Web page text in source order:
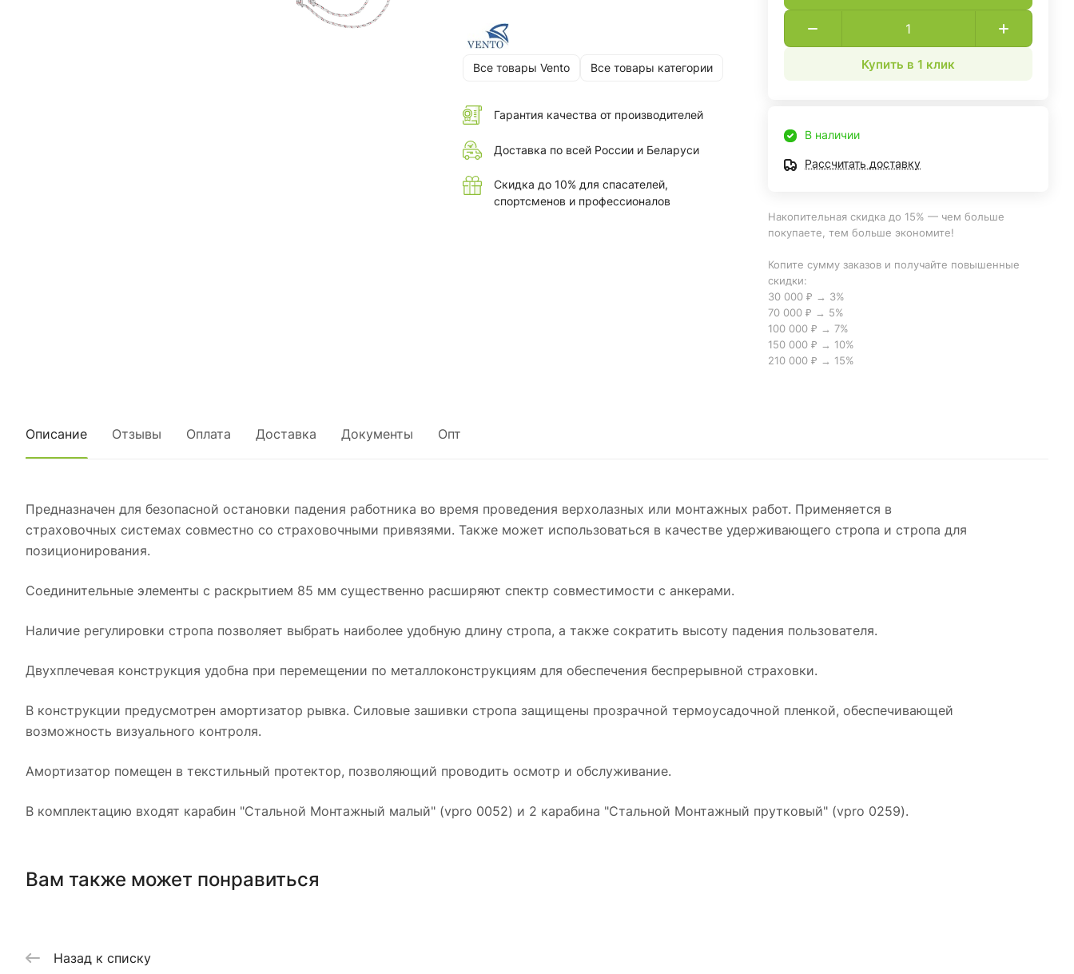
Все товары Vento Все товары категории
Гарантия качества от производителей
Доставка по всей России и Беларуси
Скидка до 10% для спасателей,
спортсменов и профессионалов
Купить в 1 клик
В наличии
Рассчитать доставку
Накопительная скидка до 15% — чем больше
покупаете, тем больше экономите!
Копите сумму заказов и получайте повышенные
скидки:
30 000 ₽ → 3%
70 000 ₽ → 5%
100 000 ₽ → 7%
150 000 ₽ → 10%
210 000 ₽ → 15%
Описание Отзывы Оплата Доставка Документы Опт
Предназначен для безопасной остановки падения работника во время проведения верхолазных или монтажных работ. Применяется в
страховочных системах совместно со страховочными привязями. Также может использоваться в качестве удерживающего стропа и стропа для
позиционирования.
Соединительные элементы с раскрытием 85 мм существенно расширяют спектр совместимости с анкерами.
Наличие регулировки стропа позволяет выбрать наиболее удобную длину стропа, а также сократить высоту падения пользователя.
Двухплечевая конструкция удобна при перемещении по металлоконструкциям для обеспечения беспрерывной страховки.
В конструкции предусмотрен амортизатор рывка. Силовые зашивки стропа защищены прозрачной термоусадочной пленкой, обеспечивающей
возможность визуального контроля.
Амортизатор помещен в текстильный протектор, позволяющий проводить осмотр и обслуживание.
В комплектацию входят карабин "Стальной Монтажный малый" (vpro 0052) и 2 карабина "Стальной Монтажный прутковый" (vpro 0259).
Вам также может понравиться
Назад к списку